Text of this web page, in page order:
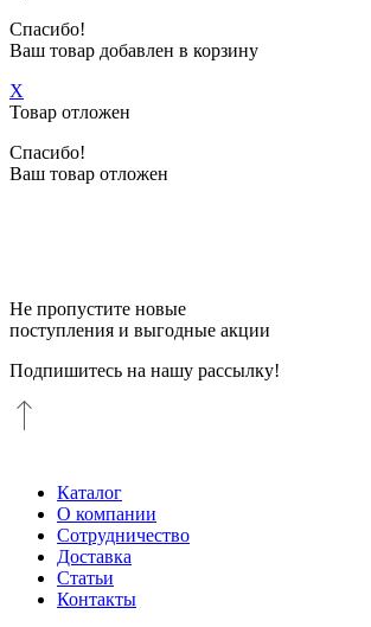
Спасибо!
Ваш товар добавлен в корзину
X
Товар отложен
Спасибо!
Ваш товар отложен
Не пропустите новые
поступления и выгодные акции
Подпишитесь на нашу рассылку!
Каталог
О компании
Сотрудничество
Доставка
Статьи
Контакты